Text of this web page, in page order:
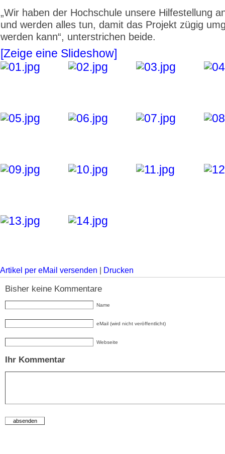
„Wir haben der Hochschule unsere Hilfestellung
und werden alles tun, damit das Projekt zügig
werden kann“, unterstrichen beide.
[Zeige eine Slideshow]
Artikel per eMail versenden Drucken
Bisher keine Kommentare
Name
eMail (wird nicht veröffentlicht)
Webseite
Ihr Kommentar